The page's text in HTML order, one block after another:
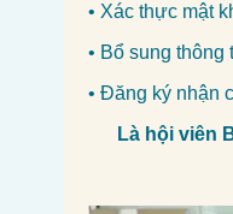
• Xác thực mật
• Bổ sung thông
• Đăng ký nhận
Là hội viên